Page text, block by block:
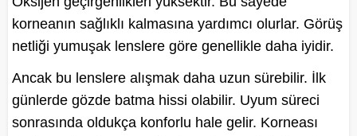
korneanın sağlıklı kalmasına yardımcı olurlar. Görüş
netliği yumuşak lenslere göre genellikle daha iyidir.
Ancak bu lenslere alışmak daha uzun sürebilir. İlk
günlerde gözde batma hissi olabilir. Uyum süreci
sonrasında oldukça konforlu hale gelir. Korneası